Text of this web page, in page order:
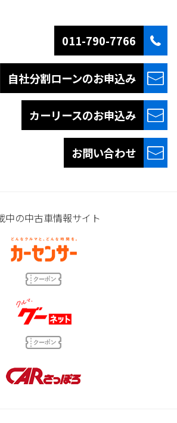
011-790-7766
自社分割ローンのお申込み
カーリースのお申込み
お問い合わせ
中の中古車情報サイト